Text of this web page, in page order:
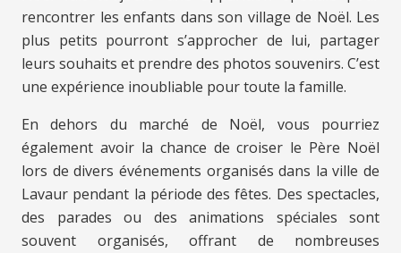
rencontrer les enfants dans son village de Noël. Les
plus petits pourront s’approcher de lui, partager
leurs souhaits et prendre des photos souvenirs. C’est
une expérience inoubliable pour toute la famille.
En dehors du marché de Noël, vous pourriez
également avoir la chance de croiser le Père Noël
lors de divers événements organisés dans la ville de
Lavaur pendant la période des fêtes. Des spectacles,
des parades ou des animations spéciales sont
souvent organisés, offrant de nombreuses